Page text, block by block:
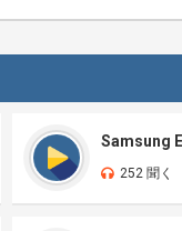
Samsung
252 聞く